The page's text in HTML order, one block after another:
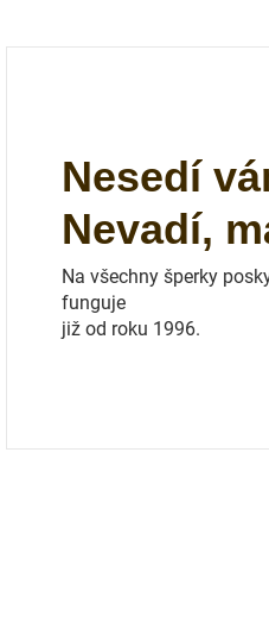
Nesedí
Nevadí,
Na všechny šperky
funguje
již od roku 1996.